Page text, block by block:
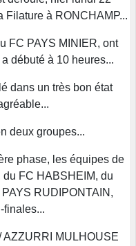
Filature à RONCHAMP...
FC PAYS MINIER, ont
débuté à 10 heures...
dans un très bon état
deux groupes...
phase, les équipes de
du FC HABSHEIM, du
RUDIPONTAIN,
finales...
AZZURRI MULHOUSE